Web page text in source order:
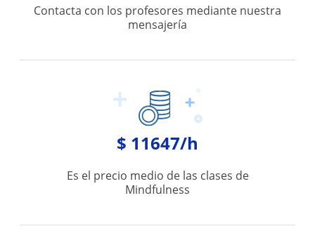
Contacta con los profesores mediante nuestra
mensajería
$ 11647/h
Es el precio medio de las clases de
Mindfulness